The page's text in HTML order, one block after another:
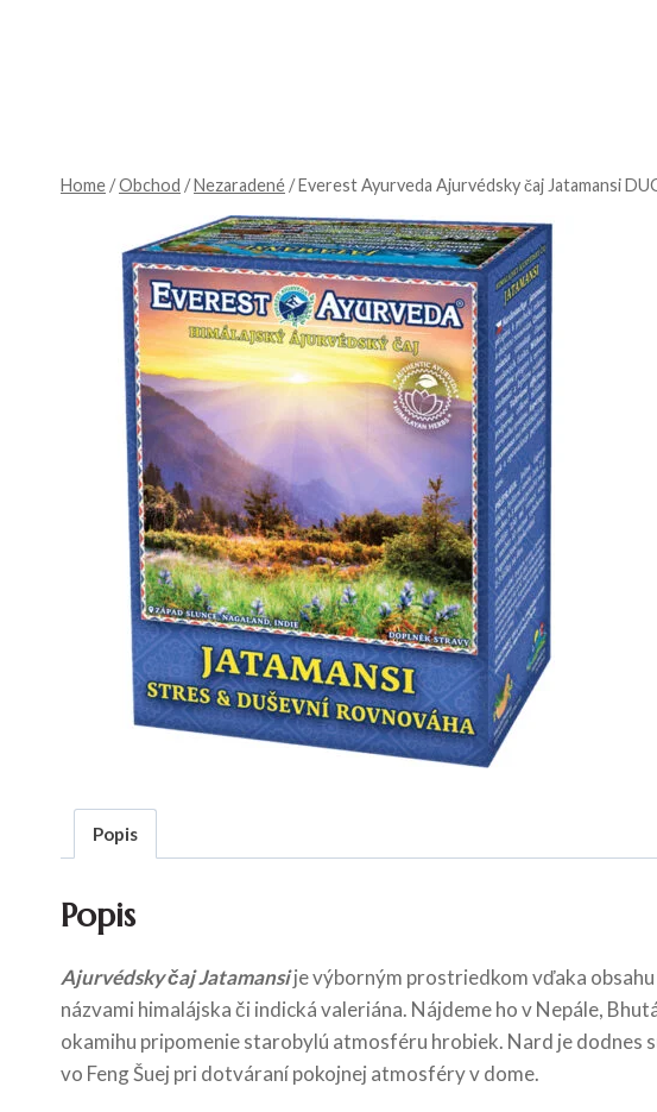
Home /Obchod /Nezaradené /Everest Ayurveda Ajurvédsky čaj Jatamansi
Popis
Popis
Ajurvédsky čaj Jatamansije výborným prostriedkom vďaka
názvami himalájska či indická valeriána. Nájdeme ho v Nepále,
okamihu pripomenie starobylú atmosféru hrobiek. Nard je dodnes
vo Feng Šuej pri dotváraní pokojnej atmosféry v dome.